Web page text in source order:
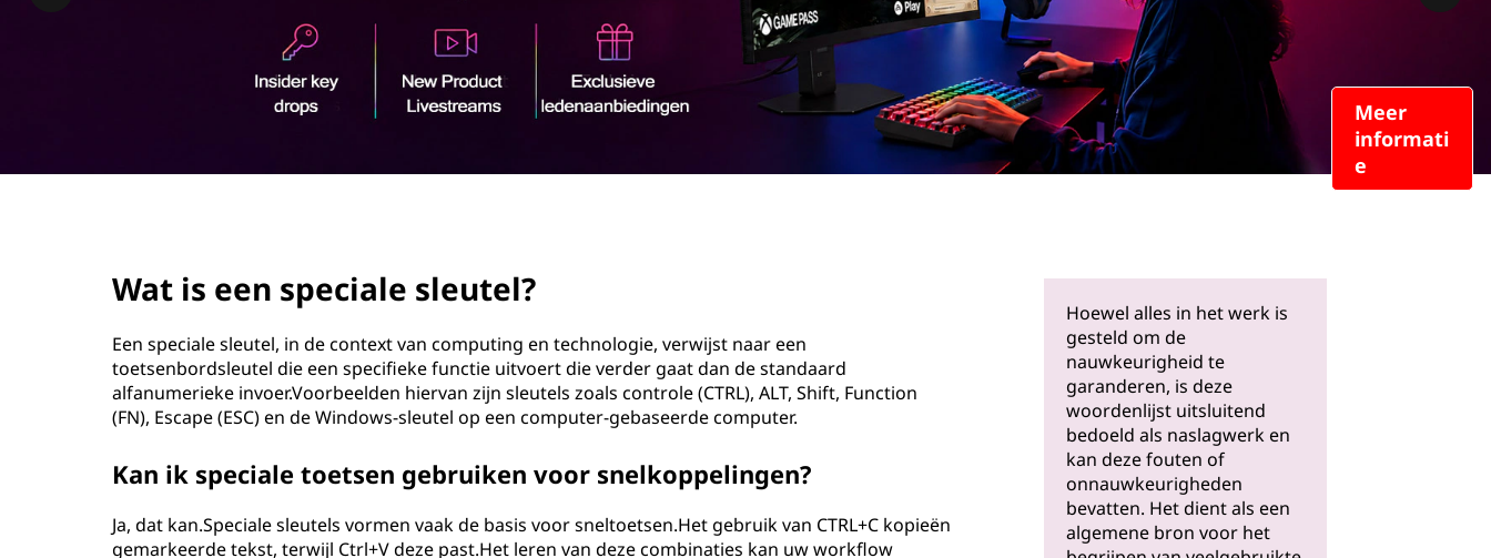
Meer
informati
e
Wat is een speciale sleutel?
Een speciale sleutel, in de context van computing en technologie, verwijst naar een
toetsenbordsleutel die een specifieke functie uitvoert die verder gaat dan de standaard
alfanumerieke invoer.Voorbeelden hiervan zijn sleutels zoals controle (CTRL), ALT, Shift, Function
(FN), Escape (ESC) en de Windows-sleutel op een computer-gebaseerde computer.
Kan ik speciale toetsen gebruiken voor snelkoppelingen?
Ja, dat kan.Speciale sleutels vormen vaak de basis voor sneltoetsen.Het gebruik van CTRL+C kopieën
gemarkeerde tekst, terwijl Ctrl+V deze past.Het leren van deze combinaties kan uw workflow
Hoewel alles in het werk is
gesteld om de
nauwkeurigheid te
garanderen, is deze
woordenlijst uitsluitend
bedoeld als naslagwerk en
kan deze fouten of
onnauwkeurigheden
bevatten. Het dient als een
algemene bron voor het